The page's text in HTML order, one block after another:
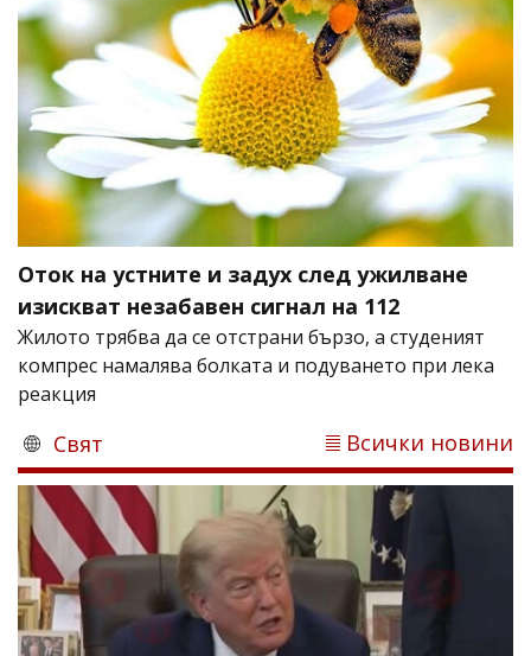
Оток на устните и задух след ужилване
изискват незабавен сигнал на 112
Жилото трябва да се отстрани бързо, а студеният
компрес намалява болката и подуването при лека
реакция
Свят Всички новини